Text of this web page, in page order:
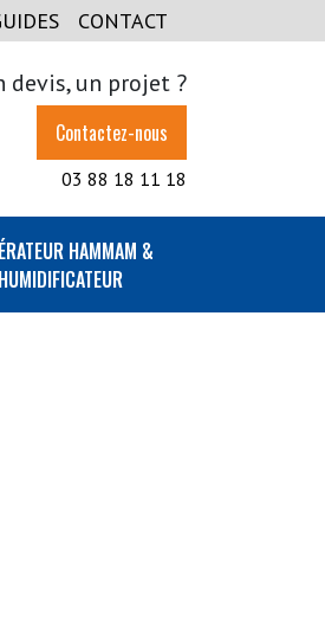
CONTACT
devis, un projet ?
Contactez-nous
03 88 18 11 18
HAMMAM &
HUMIDIFICATEUR